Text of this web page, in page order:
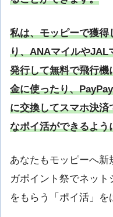
私は、モッピーで獲
り、ANAマイルやJAL
発行して無料で飛行
金に使ったり、
に交換してスマホ決
なポイ活ができるよう
あなたもモッピーへ新
ガポイント祭でネット
をもらう「ポイ活」を